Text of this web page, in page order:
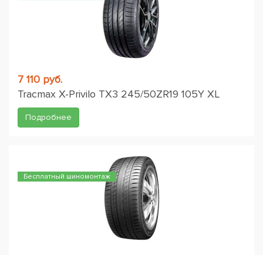
7 110 руб.
Tracmax X-Privilo TX3 245/50ZR19 105Y XL
Подробнее
Бесплатный шиномонтаж